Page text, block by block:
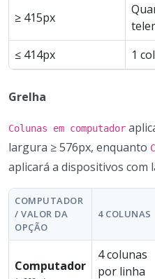
≥ 415px
≤ 414px
1
Grelha
Colunas em computador
largura ≥ 576px, enquanto
aplicará a dispositivos com
COMPUTADOR
/ VALOR DA
OPÇÃO
4 COLUNAS
Computador
4 colunas
por linha